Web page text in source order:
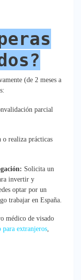
(de 2 meses a
parcial
o realiza prácticas
Solicita un
invertir y
optar por un
trabajar en España.
médico de visado
para extranjeros,